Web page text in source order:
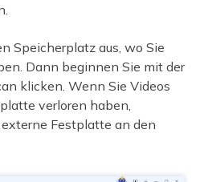
Speicherplatz aus, wo Sie
Dann beginnen Sie mit der
klicken. Wenn Sie Videos
verloren haben,
Festplatte an den